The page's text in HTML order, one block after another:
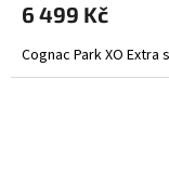
6 499 Kč
Cognac Park XO